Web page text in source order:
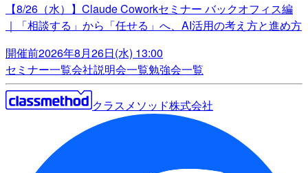
【8/26（水）】Claude Coworkセミナー バックオフィス編
｜「相談する」から「任せる」へ、AI活用の考え方と進め方
開催前2026年8月26日(水) 13:00
セミナー一覧会社説明会一覧勉強会一覧
クラスメソッド株式会社